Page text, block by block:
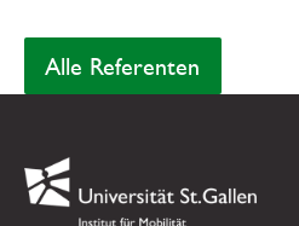
Alle Referenten
Link zur Startseite